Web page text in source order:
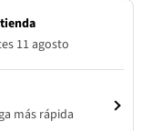
11 agosto
más rápida